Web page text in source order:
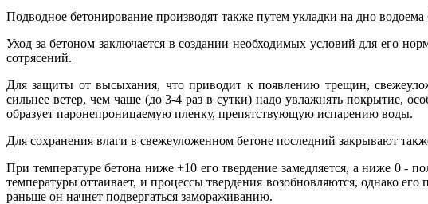
Подводное бетонирование производят также путем укладки на дно
Уход за бетоном заключается в создании необходимых условий для его
сотрясений.
Для защиты от высыхания, что приводит к появлению трещин,
сильнее ветер, чем чаще (до 3-4 раз в сутки) надо увлажнять покрытие,
образует паронепроницаемую пленку, препятствующую испарению воды.
Для сохранения влаги в свежеуложенном бетоне последний закрывают
При температуре бетона ниже +10 его твердение замедляется, а ниже 0 -
температуры оттаивает, и процессы твердения возобновляются, однако
раньше он начнет подвергаться замораживанию.